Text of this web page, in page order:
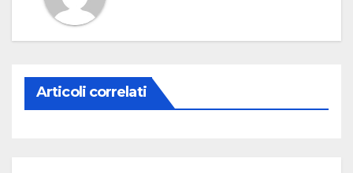
Articoli correlati